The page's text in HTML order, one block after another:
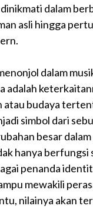
dalam
asli hingga
dalam
adalah
atau budaya
simbol dari
besar
hanya berfungsi
penanda
mewakili
nilainya akan